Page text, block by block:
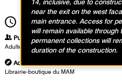
18h30Durée1h30
Publics
Adultes
Adresse
Librairie-boutique du MAM
14, inclusive, due to
near the exit on the west
main entrance. Access for
will remain available
permanent collections will
duration of the construction.